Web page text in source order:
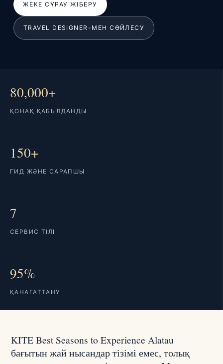
ЖЕКЕ СҰРАУ ЖІБЕРУ
TRAVEL DESIGNER-МЕН СӨЙЛЕСУ
80,000+
ҚОНАҚ ҚАБЫЛДАНДЫ
150+
ГИД ЖӘНЕ САРАПШЫ
7
СЕРВИС ТІЛІ
95%
ҚАНАҒАТТАНУ
KITE Best Seasons to Experience Alatau
бағытын жай нысандар тізімі емес, толық